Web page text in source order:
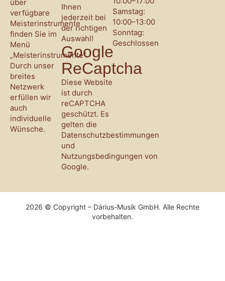
über
verfügbare
Meisterinstrumente
finden Sie im
Menü
„Meisterinstrumente“.
Durch unser
breites
Netzwerk
erfüllen wir
auch
individuelle
Wünsche.
Ihnen
jederzeit bei
der richtigen
Auswahl!
Google
ReCaptcha
Diese Website
ist durch
reCAPTCHA
geschützt. Es
gelten die
Datenschutzbestimmungen
und
Nutzungsbedingungen von
Google.
Samstag:
10:00–13:00
Sonntag:
Geschlossen
2026 © Copyright – Dárius-Musik GmbH. Alle Rechte
vorbehalten.